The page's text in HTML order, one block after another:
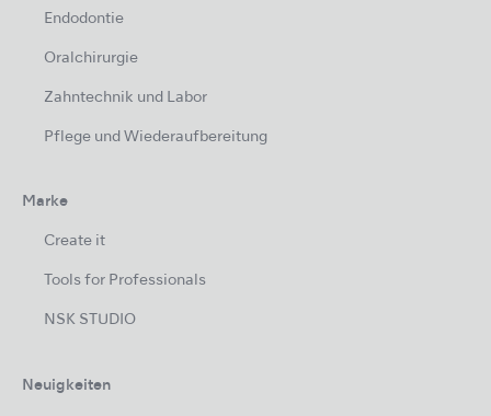
Endodontie
Oralchirurgie
Zahntechnik und Labor
Pflege und Wiederaufbereitung
Marke
Create it
Tools for Professionals
NSK STUDIO
Neuigkeiten